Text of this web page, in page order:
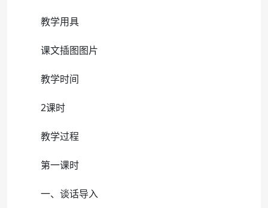
教学用具
课文插图图片
教学时间
2课时
教学过程
第一课时
一、谈话导入